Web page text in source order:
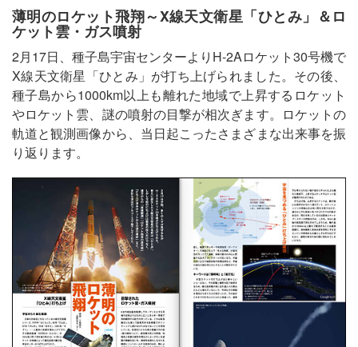
薄明のロケット飛翔～X線天文衛星「ひとみ」＆ロ
ケット雲・ガス噴射
2月17日、種子島宇宙センターよりH-2Aロケット30号機で
X線天文衛星「ひとみ」が打ち上げられました。その後、
種子島から1000km以上も離れた地域で上昇するロケット
やロケット雲、謎の噴射の目撃が相次ぎます。ロケットの
軌道と観測画像から、当日起こったさまざまな出来事を振
り返ります。